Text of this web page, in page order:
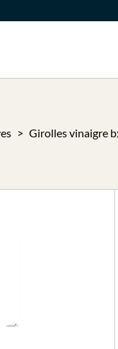
Girolles vinaigre